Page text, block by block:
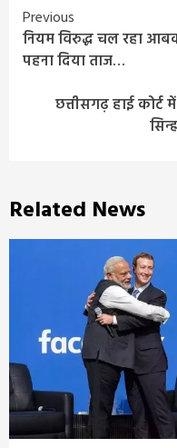
Continue
Reading
Previous
नियम विरुद्ध चल रहा
पहना दिया ताज…
छत्तीसगढ़ हाई
Related News